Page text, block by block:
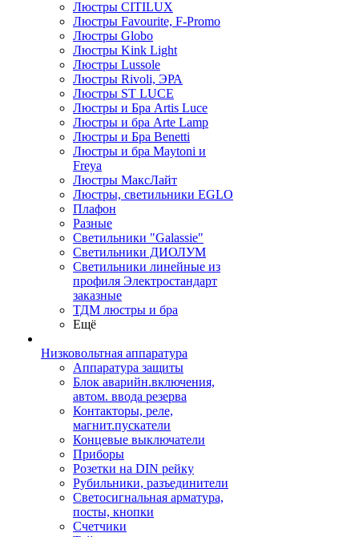
Люстры CITILUX
Люстры Favourite, F-Promo
Люстры Globo
Люстры Kink Light
Люстры Lussole
Люстры Rivoli, ЭРА
Люстры ST LUCE
Люстры и Бра Artis Luce
Люстры и бра Arte Lamp
Люстры и Бра Benetti
Люстры и бра Maytoni и
Freya
Люстры МаксЛайт
Люстры, светильники EGLO
Плафон
Разные
Светильники "Galassie"
Светильники ДИОЛУМ
Светильники линейные из
профиля Электростандарт
заказные
ТДМ люстры и бра
Ещё
Низковольтная аппаратура
Аппаратура защиты
Блок аварийн.включения,
автом. ввода резерва
Контакторы, реле,
магнит.пускатели
Концевые выключатели
Приборы
Розетки на DIN рейку
Рубильники, разъединители
Светосигнальная арматура,
посты, кнопки
Счетчики